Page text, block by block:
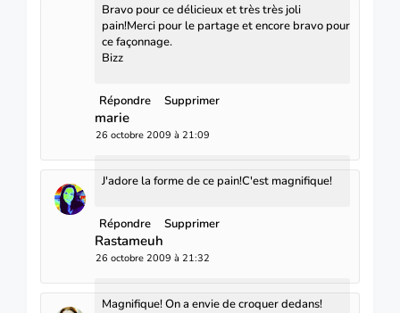
Bravo pour ce délicieux et très très joli
pain!Merci pour le partage et encore bravo pour
ce façonnage.
Bizz
Répondre Supprimer
marie
26 octobre 2009 à 21:09
J'adore la forme de ce pain!C'est magnifique!
Répondre Supprimer
Rastameuh
26 octobre 2009 à 21:32
Magnifique! On a envie de croquer dedans!